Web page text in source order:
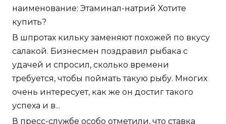
наименование: Этаминал-натрий Хотите
купить?
В шпротах кильку заменяют похожей по вкусу
салакой. Бизнесмен поздравил рыбака с
удачей и спросил, сколько времени
требуется, чтобы поймать такую рыбу. Многих
очень интересует, как же он достиг такого
успеха и в...
В пресс-службе особо отметили, что ставка